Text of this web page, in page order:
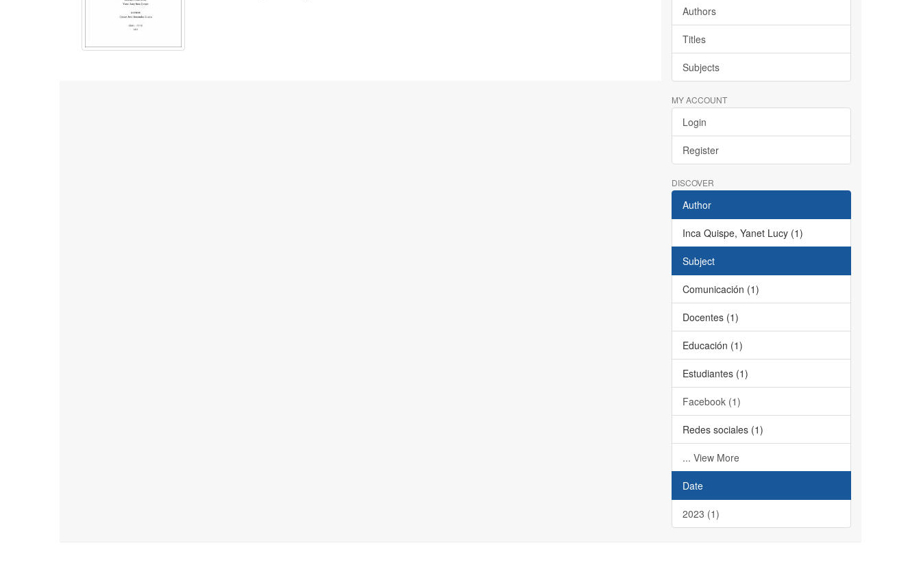
Authors
Titles
Subjects
MY ACCOUNT
Login
Register
DISCOVER
Author
Inca Quispe, Yanet Lucy (1)
Subject
Comunicación (1)
Docentes (1)
Educación (1)
Estudiantes (1)
Facebook (1)
Redes sociales (1)
... View More
Date
2023 (1)